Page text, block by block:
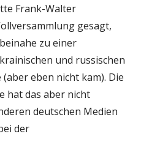
Frank-Walter
gesagt,
zu einer
und russischen
eben nicht kam). Die
hat das aber nicht
deutschen Medien
der